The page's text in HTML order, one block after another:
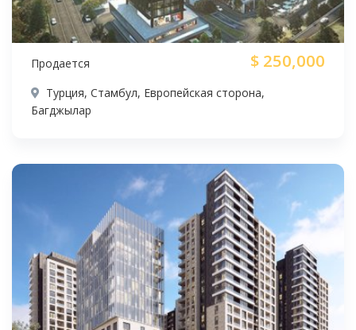
Продается $ 250,000
Турция, Стамбул, Европейская сторона,
Багджылар